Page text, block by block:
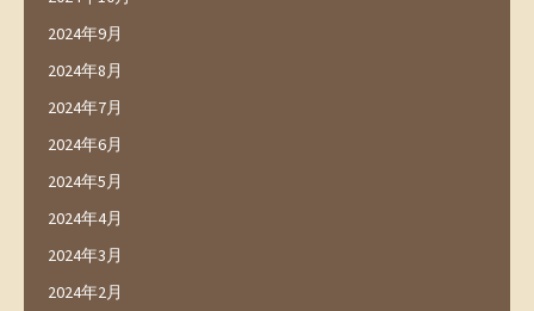
2024年9月
2024年8月
2024年7月
2024年6月
2024年5月
2024年4月
2024年3月
2024年2月